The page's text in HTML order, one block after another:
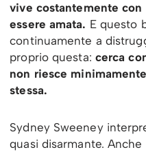
vive costantemente
essere amata. E questo
continuamente a
proprio questa: cerca
non riesce
stessa.
Sydney Sweeney
quasi disarmante.